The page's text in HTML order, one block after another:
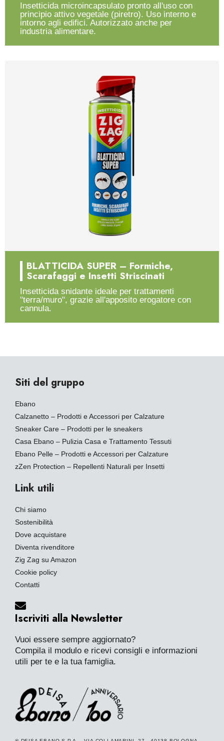
Insetticida microincapsulato pronto all'uso con
principio attivo vegetale (piretro). Uso interno e
intorno agli edifici. Autorizzato anche per
industria alimentare.
BLATTICIDA SUPER – Formiche,
Scarafaggi e Insetti Striscinati
Insetticida snidante ideale per trattamenti
"terra/muro", grazie all'apposito erogatore con
cannula.
Siti del gruppo
Ebano
Calzanetto – Prodotti e Accessori per Calzature
Sneaker Care – Prodotti per le sneakers
Casa Ebano – Pulizia Casa e Trattamento Tessuti
Ebano Pelle – Prodotti e Accessori per Calzature
zZen Protection – Repellenti Naturali per Insetti
Link utili
Chi siamo
Sostenibilità
Dove acquistare
Diventa rivenditore
Zig Zag su Amazon
Cookie policy
Contatti
Iscriviti alla Newsletter
Vuoi essere sempre aggiornato?
Compila il modulo e ricevi consigli e informazioni
utili per te e la tua famiglia.